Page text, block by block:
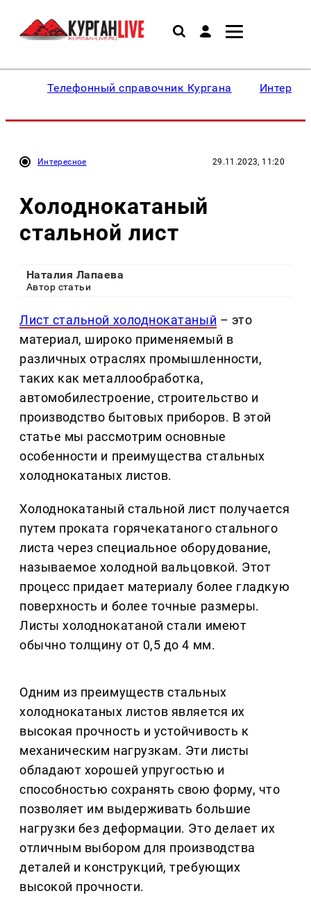
Телефонный справочник Кургана
Интересное 29.11.2023, 11:20
Холоднокатаный
стальной лист
Наталия Лапаева
Автор статьи
Лист стальной холоднокатаный – это
материал, широко применяемый в
различных отраслях промышленности,
таких как металлообработка,
автомобилестроение, строительство и
производство бытовых приборов. В этой
статье мы рассмотрим основные
особенности и преимущества стальных
холоднокатаных листов.
Холоднокатаный стальной лист получается
путем проката горячекатаного стального
листа через специальное оборудование,
называемое холодной вальцовкой. Этот
процесс придает материалу более гладкую
поверхность и более точные размеры.
Листы холоднокатаной стали имеют
обычно толщину от 0,5 до 4 мм.
Одним из преимуществ стальных
холоднокатаных листов является их
высокая прочность и устойчивость к
механическим нагрузкам. Эти листы
обладают хорошей упругостью и
способностью сохранять свою форму, что
позволяет им выдерживать большие
нагрузки без деформации. Это делает их
отличным выбором для производства
деталей и конструкций, требующих
высокой прочности.